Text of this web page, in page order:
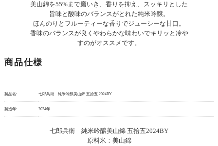
美山錦を55%まで磨いき、香りを抑え、スッキリとした
旨味と酸味のバランスがとれた純米吟醸。
ほんのりとフルーティーな香りでジューシーな甘口。
香味のバランスが良くやわらかな味わいでキリッと冷や
すのがオススメです。
商品仕様
製品名: 七郎兵衛 純米吟醸美山錦 五拾五 2024BY
製造年: 2024年
七郎兵衛 純米吟醸美山錦 五拾五2024BY
原料米：美山錦